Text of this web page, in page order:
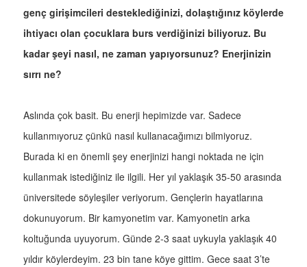
genç girişimcileri desteklediğinizi, dolaştığınız köylerde
ihtiyacı olan çocuklara burs verdiğinizi biliyoruz. Bu
kadar şeyi nasıl, ne zaman yapıyorsunuz? Enerjinizin
sırrı ne?
Aslında çok basit. Bu enerji hepimizde var. Sadece
kullanmıyoruz çünkü nasıl kullanacağımızı bilmiyoruz.
Burada ki en önemli şey enerjinizi hangi noktada ne için
kullanmak istediğiniz ile ilgili. Her yıl yaklaşık 35-50 arasında
üniversitede söyleşiler veriyorum. Gençlerin hayatlarına
dokunuyorum. Bir kamyonetim var. Kamyonetin arka
koltuğunda uyuyorum. Günde 2-3 saat uykuyla yaklaşık 40
yıldır köylerdeyim. 23 bin tane köye gittim. Gece saat 3’te